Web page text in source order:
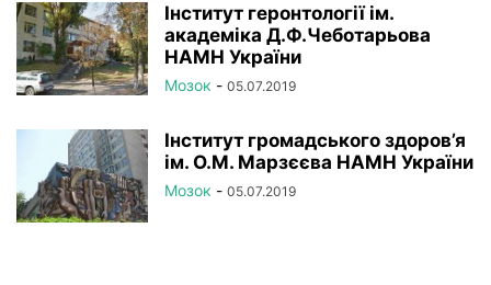
Інститут геронтології ім.
академіка Д.Ф.Чеботарьова
НАМН України
Мозок - 05.07.2019
Інститут громадського здоров’я
ім. О.М. Марзєєва НАМН України
Мозок - 05.07.2019